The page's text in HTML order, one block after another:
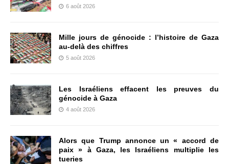
6 août 2026
Mille jours de génocide : l’histoire de Gaza
au-delà des chiffres
5 août 2026
Les Israéliens effacent les preuves du
génocide à Gaza
4 août 2026
Alors que Trump annonce un « accord de
paix » à Gaza, les Israéliens multiplie les
tueries